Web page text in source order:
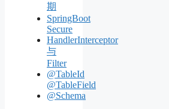
期
SpringBoot
Secure
HandlerInterceptor
与
Filter
@TableId
@TableField
@Schema